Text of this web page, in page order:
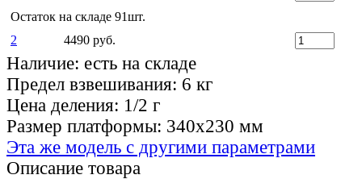
Остаток на складе 91шт.
2
4490 руб.
Наличие: есть на складе
Предел взвешивания: 6 кг
Цена деления: 1/2 г
Размер платформы: 340х230 мм
Эта же модель с другими параметрами
Описание товара